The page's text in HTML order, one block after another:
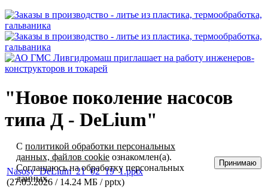
"Новое поколение насосов
типа Д - DeLium"
Nasosy_DeLium_21_02_19_1.pptx
(27.05.2026 / 14.24 МБ / pptx)
Сполитикой обработки персональных
данных, файлов cookie ознакомлен(а).
Соглашаюсь на обработку персональных
данных.
Принимаю